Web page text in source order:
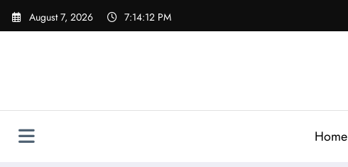
Skip
August 7, 2026 7:14:12 PM
Home